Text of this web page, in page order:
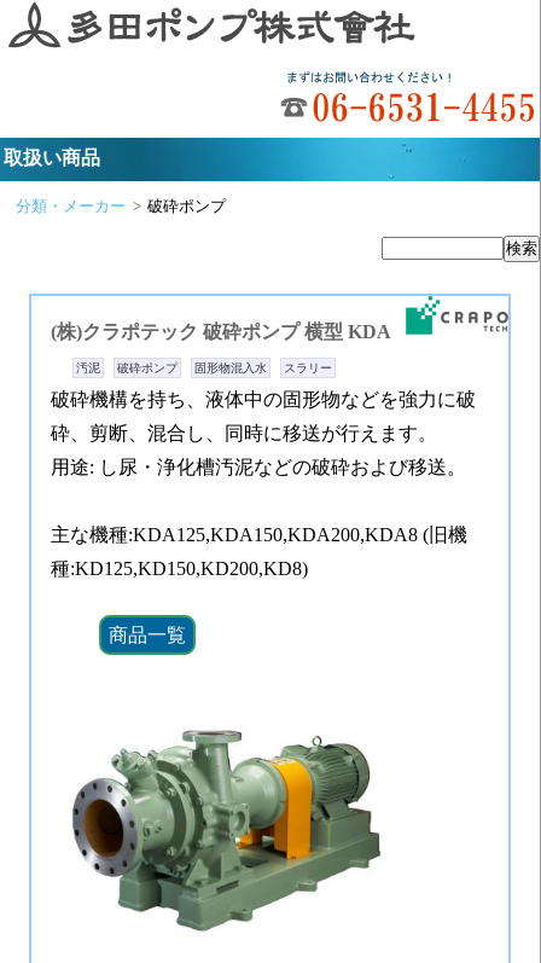
取扱い商品
分類・メーカー 破砕ポンプ
(株)クラポテック 破砕ポンプ 横型 KDA
汚泥 破砕ポンプ 固形物混入水 スラリー
破砕機構を持ち、液体中の固形物などを強力に破
砕、剪断、混合し、同時に移送が行えます。
用途: し尿・浄化槽汚泥などの破砕および移送。
主な機種:KDA125,KDA150,KDA200,KDA8 (旧機
種:KD125,KD150,KD200,KD8)
商品一覧